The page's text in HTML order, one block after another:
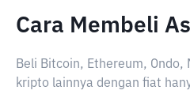
Cara Membeli
Beli Bitcoin, Ethereum, Ondo,
kripto lainnya dengan fiat